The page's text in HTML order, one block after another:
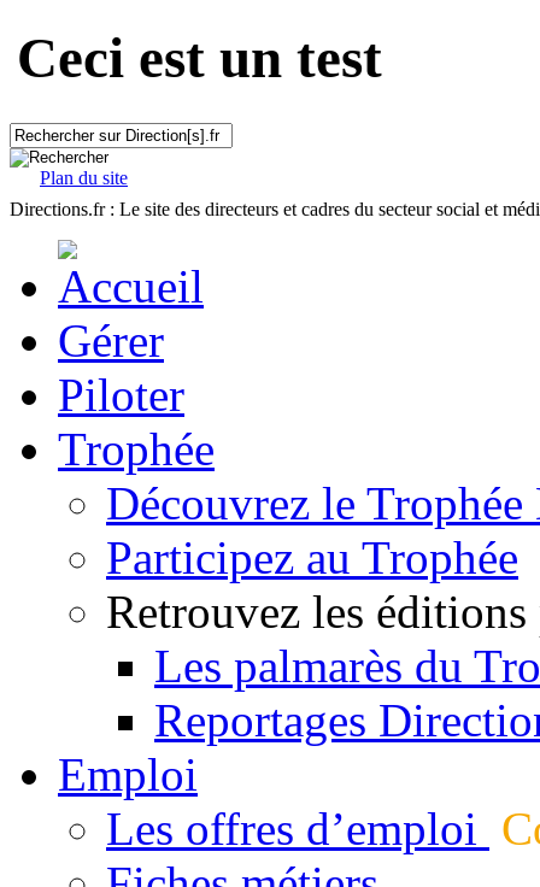
Ceci est un test
Plan du site
Directions.fr : Le site des directeurs et cadres du secteur social et
Gérer
Piloter
Trophée
Découvrez le
Participez au Trophée
Retrouvez les éditions
Les palmarès du
Reportages
Emploi
Les offres d’emploi